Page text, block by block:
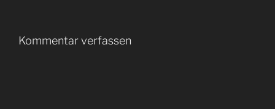
Kommentar verfassen